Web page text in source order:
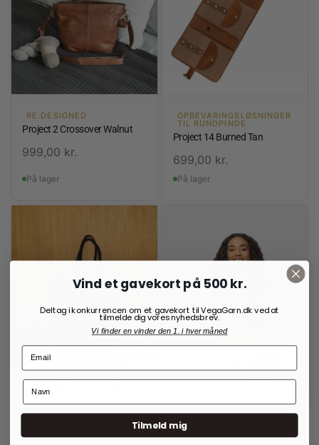
RE:DESIGNED
Project 2 Crossover Walnut
999,00 kr.
På lager
OPBEVARINGSLØSNINGER
TIL RUNDPINDE
Project 14 Burned Tan
699,00 kr.
På lager
Project 37 Black Projekttaske
RE:DESIGNED
Project 21 Walnut/Canvas
Vind et gavekort på 500 kr.
Deltag i konkurrencen om et gavekort til VegaGarn.dk ved at
tilmelde dig vores nyhedsbrev.
Vi finder en vinder den 1. i hver måned
Tilmeld mig